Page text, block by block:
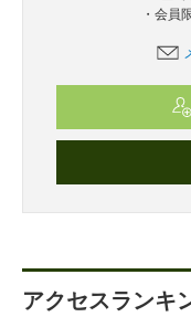
・会員
アクセスランキ